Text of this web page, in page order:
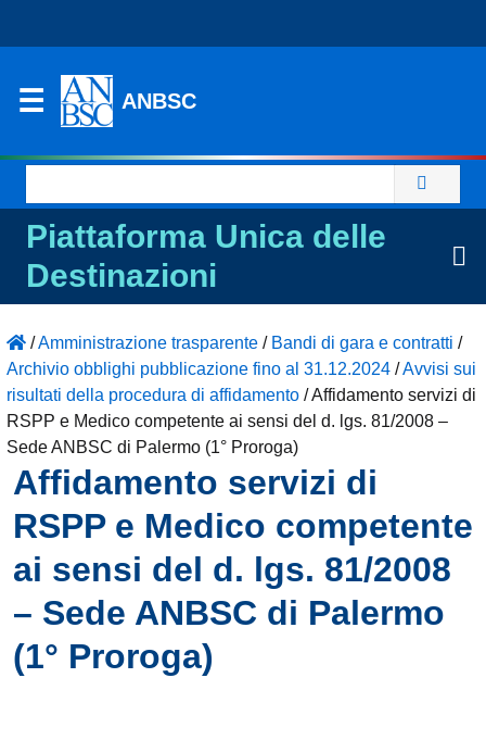
ANBSC
per:
Piattaforma Unica delle
Destinazioni
/Amministrazione trasparente / Bandi di gara e contratti /
Archivio obblighi pubblicazione fino al 31.12.2024 /Avvisi sui
risultati della procedura di affidamento /Affidamento servizi di
RSPP e Medico competente ai sensi del d. lgs. 81/2008 –
Sede ANBSC di Palermo (1° Proroga)
Affidamento servizi di
RSPP e Medico competente
ai sensi del d. lgs. 81/2008
– Sede ANBSC di Palermo
(1° Proroga)